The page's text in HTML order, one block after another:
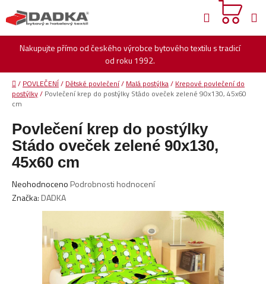
na
obsah
Nakupujte přímo od českého výrobce bytového textilu s tradicí
od roku 1992.
Hledat
Domů
/ POVLEČENÍ/ Dětské povlečení/ Malá postýlka/ Krepové povlečení do
postýlky/ Povlečení krep do postýlky Stádo oveček zelené 90x130, 45x60
cm
Povlečení krep do postýlky
Stádo oveček zelené 90x130,
45x60 cm
Průměrné
hodnocení
produktu
Neohodnoceno Podrobnosti hodnocení
Značka: DADKA